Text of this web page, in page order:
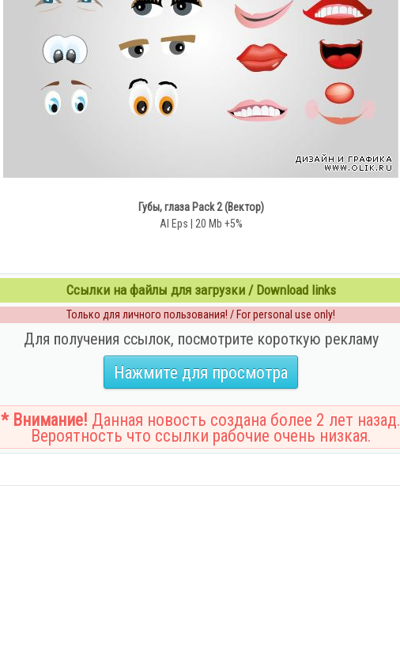
Губы, глаза Pack 2 (Вектор)
AI Eps | 20 Mb +5%
Ссылки на файлы для загрузки / Download links
Только для личного пользования! / For personal use only!
Для получения ссылок, посмотрите короткую рекламу
Нажмите для просмотра
* Внимание! Данная новость создана более 2 лет назад.
Вероятность что ссылки рабочие очень низкая.